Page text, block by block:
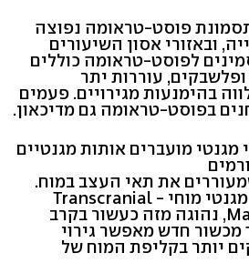
פוסט-טראומה נפוצה
ובאזורי אסון השיעורים
לפוסט-טראומה כוללים
עוררות יתר
בהימנעות מגירויים. פעמים
בפוסט-טראומה גם מדיכאון.
מגנטי מועברים אותות מגנטיים
את תאי העצב במוח.
שיטת הטיפול בגירוי מגנטי מוחי - Transcranial
Magnetic Stimulation, נהוגה מזה כעשור בקרב
מכשור חדש מאפשר גירוי
יותר בקליפת המוח של